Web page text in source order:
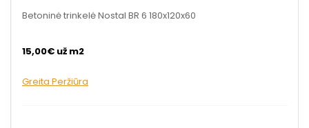
Betoninė trinkelė Nostal BR 6 180x120x60
15,00€ už m2
Greita Peržiūra